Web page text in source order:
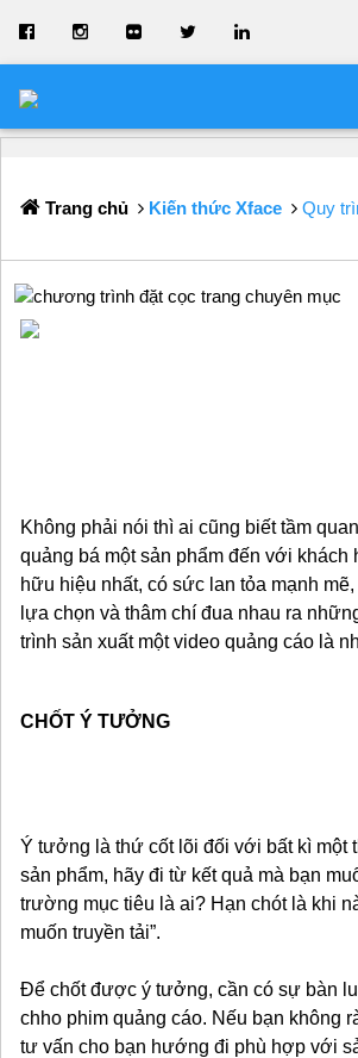
Trang chủ Kiến thức Xface Quy
Không phải nói thì ai cũng biết tầm
quảng bá một sản phẩm đến với
hữu hiệu nhất, có sức lan tỏa mạnh
lựa chọn và thâm chí đua nhau ra
trình sản xuất một video quảng cáo là
CHỐT Ý TƯỞNG
Ý tưởng là thứ cốt lõi đối với bất kì một
sản phẩm, hãy đi từ kết quả mà bạn
trường mục tiêu là ai? Hạn chót là khi
muốn truyền tải”.
Để chốt được ý tưởng, cần có sự bàn
chho phim quảng cáo. Nếu bạn không
tư vấn cho bạn hướng đi phù hợp với